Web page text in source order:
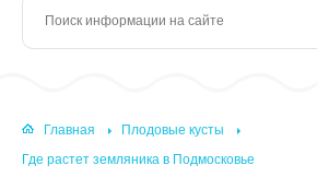
Главная
Плодовые кусты
Где растет земляника в Подмосковье